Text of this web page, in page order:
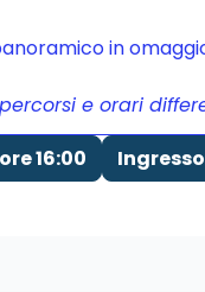
in
e orari
16:00